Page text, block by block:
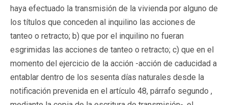
haya efectuado la transmisión de la vivienda por alguno de
los títulos que conceden al inquilino las acciones de
tanteo o retracto; b) que por el inquilino no fueran
esgrimidas las acciones de tanteo o retracto; c) que en el
momento del ejercicio de la acción -acción de caducidad a
entablar dentro de los sesenta días naturales desde la
notificación prevenida en el artículo 48, párrafo segundo ,